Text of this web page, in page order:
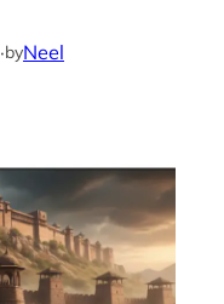
·byNeel